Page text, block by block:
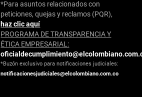
*Para asuntos relacionados con
peticiones, quejas y reclamos (PQR),
haz clic aquí
PROGRAMA DE TRANSPARENCIA Y
ÉTICA EMPRESARIAL:
*Buzón exclusivo para notificaciones judiciales:
notificacionesjudiciales@elcolombiano.com.co